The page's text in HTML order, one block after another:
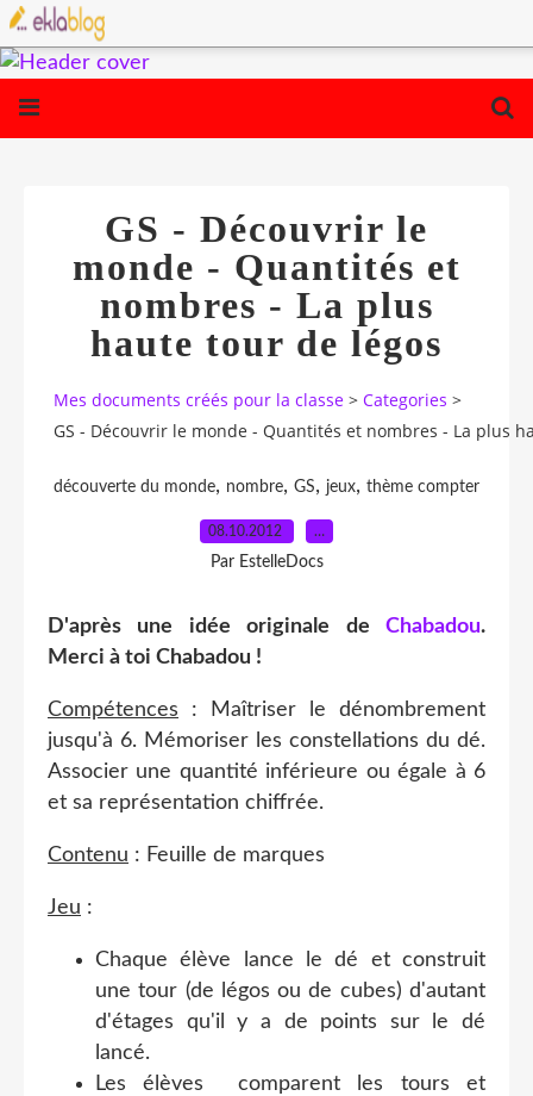
GS - Découvrir le
monde - Quantités et
nombres - La plus
haute tour de légos
Mes documents créés pour la classe > Categories >
GS - Découvrir le monde - Quantités et nombres - La plus
découverte du monde, nombre, GS, jeux, thème compter
08.10.2012 …
Par EstelleDocs
D'après une idée originale de Chabadou.
Merci à toi Chabadou !
Compétences : Maîtriser le dénombrement
jusqu'à 6. Mémoriser les constellations du dé.
Associer une quantité inférieure ou égale à 6
et sa représentation chiffrée.
Contenu : Feuille de marques
Jeu :
Chaque élève lance le dé et construit
une tour (de légos ou de cubes) d'autant
d'étages qu'il y a de points sur le dé
lancé.
Les élèves comparent les tours et